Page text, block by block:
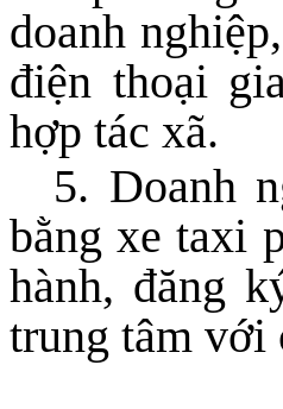
doanh
điện thoại
hợp tác xã.
5. Doanh
bằng xe taxi
hành, đăng
trung tâm với